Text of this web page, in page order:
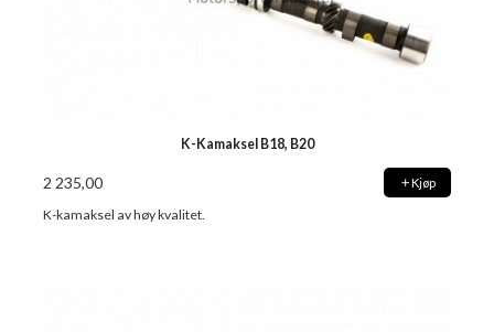
K-Kamaksel B18, B20
2 235,00 Kjøp
K-kamaksel av høy kvalitet.